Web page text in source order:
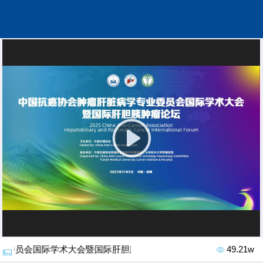
员会国际学术大会暨国际肝胆胰肿瘤论坛 49.21w